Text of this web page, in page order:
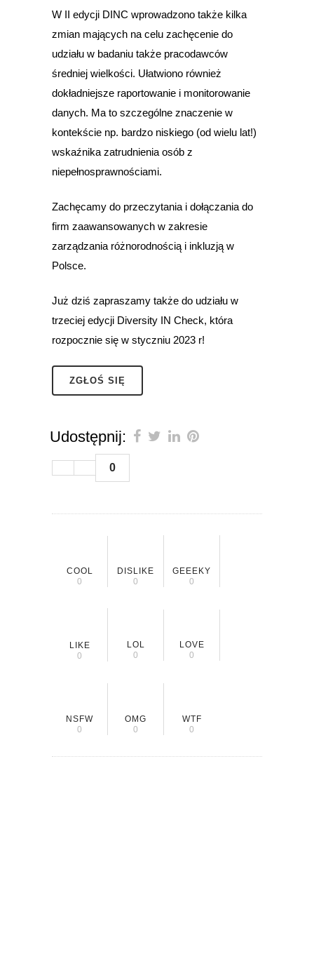
W II edycji DINC wprowadzono także kilka
zmian mających na celu zachęcenie do
udziału w badaniu także pracodawców
średniej wielkości. Ułatwiono również
dokładniejsze raportowanie i monitorowanie
danych. Ma to szczególne znaczenie w
kontekście np. bardzo niskiego (od wielu lat!)
wskaźnika zatrudnienia osób z
niepełnosprawnościami.
Zachęcamy do przeczytania i dołączania do
firm zaawansowanych w zakresie
zarządzania różnorodnością i inkluzją w
Polsce.
Już dziś zapraszamy także do udziału w
trzeciej edycji Diversity IN Check, która
rozpocznie się w styczniu 2023 r!
ZGŁOŚ SIĘ
Udostępnij:
0
COOL
0
DISLIKE
0
GEEEKY
0
LIKE
0
LOL
0
LOVE
0
NSFW
0
OMG
0
WTF
0